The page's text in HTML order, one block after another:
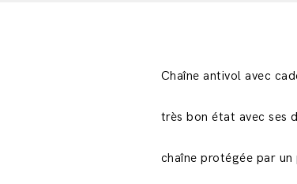
Chaîne antivol avec
très bon état avec ses
chaîne protégée par